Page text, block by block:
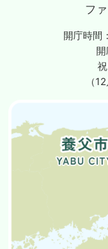
フ
開庁時間：
開
（